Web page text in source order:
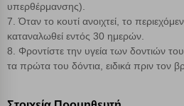
υπερθέρμανσης).
7. Όταν το κουτί ανοιχτεί, το
καταναλωθεί εντός 30 ημερών.
8. Φροντίστε την υγεία των δοντιών
τα πρώτα του δόντια, ειδικά πριν τον